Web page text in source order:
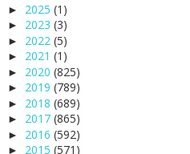
► 2025 (1)
► 2023 (3)
► 2022 (5)
► 2021 (1)
► 2020 (825)
► 2019 (789)
► 2018 (689)
► 2017 (865)
► 2016 (592)
► 2015 (571)